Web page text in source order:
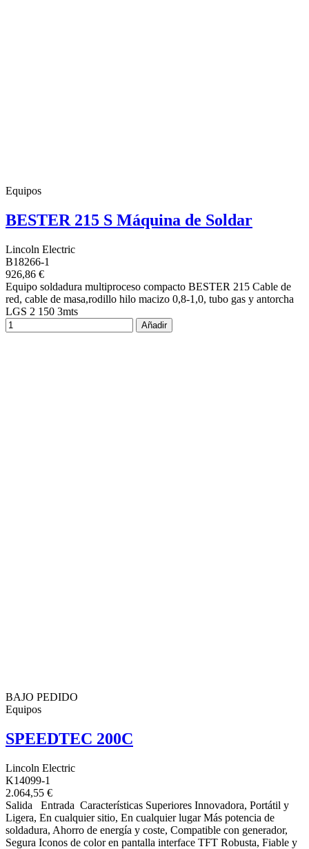
Equipos
BESTER 215 S Máquina de Soldar
Lincoln Electric
B18266-1
926,86 €
Equipo soldadura multiproceso compacto BESTER 215 Cable de
red, cable de masa,rodillo hilo macizo 0,8-1,0, tubo gas y antorcha
LGS 2 150 3mts
Añadir
BAJO PEDIDO
Equipos
SPEEDTEC 200C
Lincoln Electric
K14099-1
2.064,55 €
Salida Entrada Características Superiores Innovadora, Portátil y
Ligera, En cualquier sitio, En cualquier lugar Más potencia de
soldadura, Ahorro de energía y coste, Compatible con generador,
Segura Iconos de color en pantalla interface TFT Robusta, Fiable y